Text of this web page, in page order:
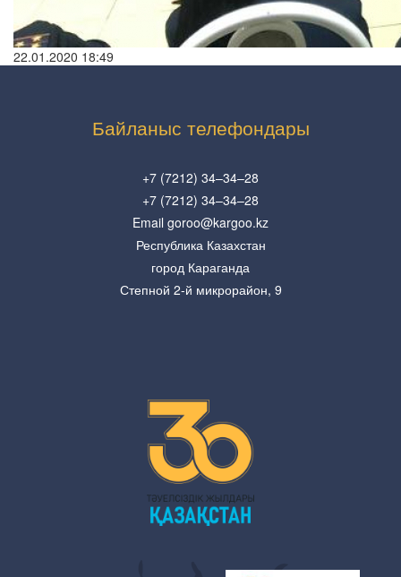
22.01.2020 18:49
Байланыс телефондары
+7 (7212) 34–34–28
+7 (7212) 34–34–28
Email goroo@kargoo.kz
Республика Казахстан
город Караганда
Степной 2-й микрорайон, 9